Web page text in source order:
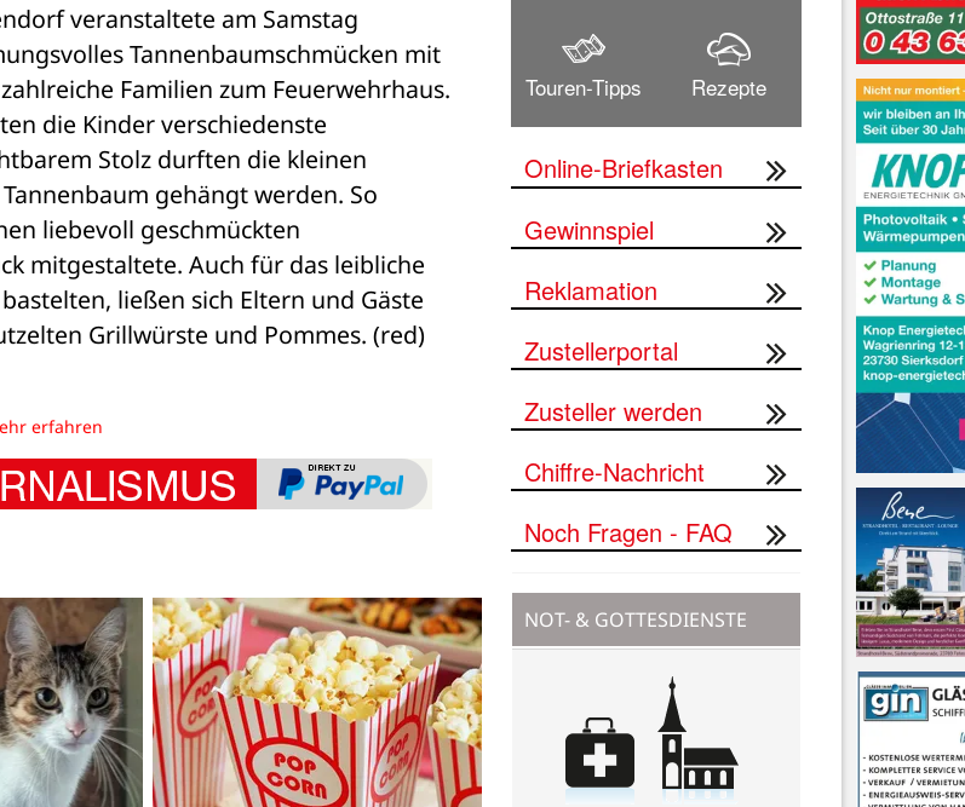
veranstaltete am Samstag
Tannenbaumschmücken mit
Familien zum Feuerwehrhaus.
die Kinder verschiedenste
Stolz durften die kleinen
gehängt werden. So
liebevoll geschmückten
mitgestaltete. Auch für das leibliche
ließen sich Eltern und Gäste
Grillwürste und Pommes. (red)
erfahren
Touren-Tipps Rezepte
Online-Briefkasten
Gewinnspiel
Reklamation
Zustellerportal
Zusteller werden
Chiffre-Nachricht
Noch Fragen - FAQ
NOT- & GOTTESDIENSTE